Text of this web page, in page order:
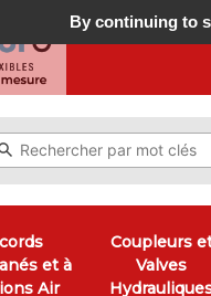
et à
Air
Coupleurs
Valves
By continuing to